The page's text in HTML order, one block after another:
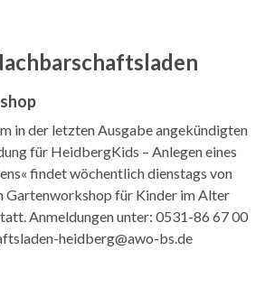
in der letzten Ausgabe angekündigten
für HeidbergKids – Anlegen eines
findet wöchentlich dienstags von
Gartenworkshop für Kinder im Alter
Anmeldungen unter: 0531-86 67 00
heidberg@awo-bs.de